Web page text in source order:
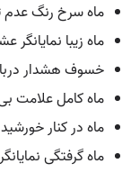
ماه سرخ رنگ عدم
ماه زیبا نمایانگر
خسوف هشدار
ماه کامل علامت
ماه در کنار
ماه گرفتگی